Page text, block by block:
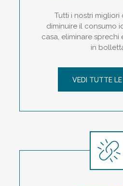
Tutti i nostri migliori
diminuire il consumo
casa, eliminare sprechi
in
VEDI TUTTE LE